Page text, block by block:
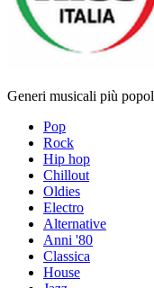
Generi musicali più
Pop
Rock
Hip hop
Chillout
Oldies
Electro
Alternative
Anni '80
Classica
House